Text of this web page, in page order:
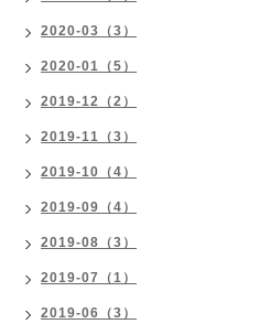
2020-03（3）
2020-01（5）
2019-12（2）
2019-11（3）
2019-10（4）
2019-09（4）
2019-08（3）
2019-07（1）
2019-06（3）